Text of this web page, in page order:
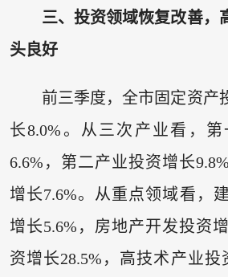
三、投资领域恢复改善，
头良好
前三季度，全市固定资产
长8.0%。从三次产业看，
6.6%，第二产业投资增长
增长7.6%。从重点领域看，
增长5.6%，房地产开发投资
资增长28.5%，高技术产业投